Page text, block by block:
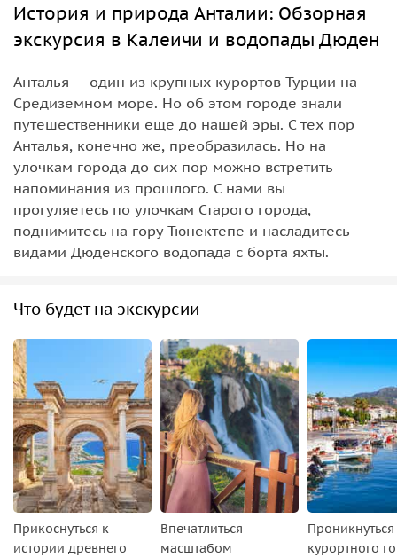
История и природа Анталии: Обзорная
экскурсия в Калеичи и водопады Дюден
Анталья — один из крупных курортов Турции на
Средиземном море. Но об этом городе знали
путешественники еще до нашей эры. С тех пор
Анталья, конечно же, преобразилась. Но на
улочкам города до сих пор можно встретить
напоминания из прошлого. С нами вы
прогуляетесь по улочкам Старого города,
поднимитесь на гору Тюнектепе и насладитесь
видами Дюденского водопада с борта яхты.
Что будет на экскурсии
Прикоснуться к
истории древнего
Впечатлиться
масштабом
курортного